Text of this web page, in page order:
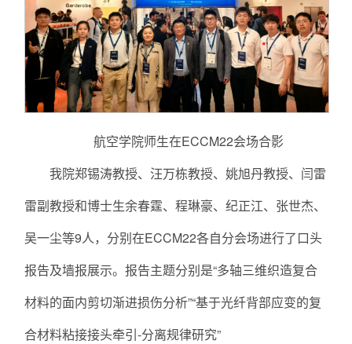
航空学院师生在ECCM22会场合影
我院郑锡涛教授、汪万栋教授、姚旭丹教授、闫雷
雷副教授和博士生余春霆、程琳豪、纪正江、张世杰、
吴一尘等9人，分别在ECCM22各自分会场进行了口头
报告及墙报展示。报告主题分别是“多轴三维织造复合
材料的面内剪切渐进损伤分析”“基于光纤背部应变的复
合材料粘接接头牵引-分离规律研究”